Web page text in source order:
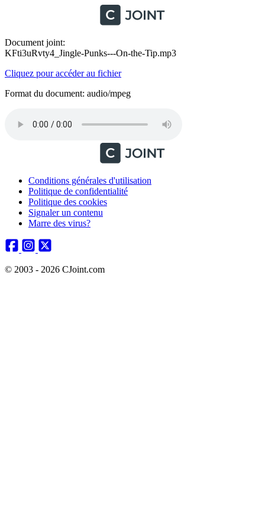
Document joint:
KFti3uRvty4_Jingle-Punks---On-the-Tip.mp3
Cliquez pour accéder au fichier
Format du document: audio/mpeg
Conditions générales d'utilisation
Politique de confidentialité
Politique des cookies
Signaler un contenu
Marre des virus?
© 2003 - 2026 CJoint.com